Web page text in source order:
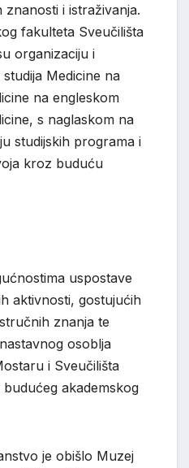
i istraživanja.
fakulteta Sveučilišta
organizaciju i
Medicine na
na engleskom
s naglaskom na
studijskih programa i
kroz buduću
uspostave
aktivnosti, gostujućih
znanja te
osoblja
i Sveučilišta
akademskog
je obišlo Muzej